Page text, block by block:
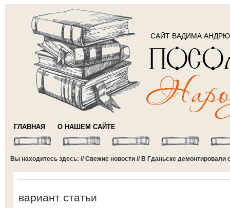
САЙТ ВАДИМА
ГЛАВНАЯ О НАШЕМ САЙТЕ
Вы находитесь здесь: //Свежие новости // В Гданьске демонтировали
вариант статьи